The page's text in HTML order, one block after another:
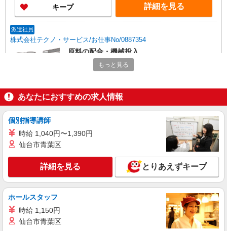
キープ 詳細を見る
派遣社員
株式会社テクノ・サービス/お仕事No/0887354
原料の配合・機械投入
時給1300円交通費全額支給
キープ
派遣社員
株式会社テクノ・サービス/お仕事No/0873049
時給1600円交通費全額支給
大阪府羽曳野市 ＊バイク通勤OK
キープ 詳細を見る
派遣社員
株式会社テクノ・サービス/お仕事No/0885123
もっと見る
あなたにおすすめの求人情報
個別指導講師
時給 1,040円〜1,390円
仙台市青葉区
詳細を見る とりあえずキープ
ホールスタッフ
時給 1,150円
仙台市青葉区